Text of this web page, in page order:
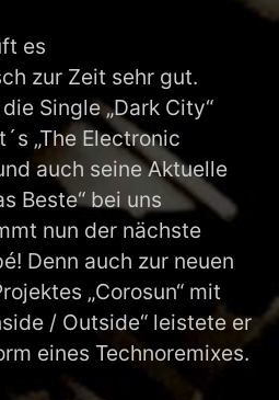
es
zur Zeit sehr gut.
Single „Dark City“
„The Electronic
auch seine Aktuelle
Beste“ bei uns
nun der nächste
Denn auch zur neuen
„Corosun“ mit
/ Outside“ leistete er
eines Technoremixes.